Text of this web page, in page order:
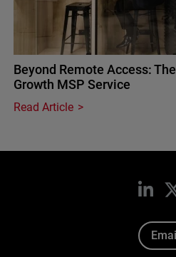
Beyond Remote Access:
Growth MSP Service
Read Article